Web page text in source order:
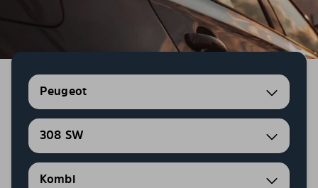
Peugeot
308 SW
Kombi